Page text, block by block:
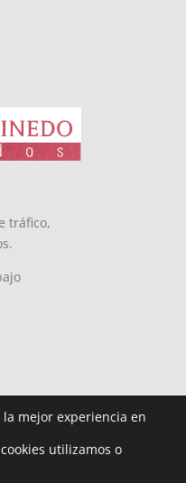
tráfico,
mejor experiencia en
utilizamos o